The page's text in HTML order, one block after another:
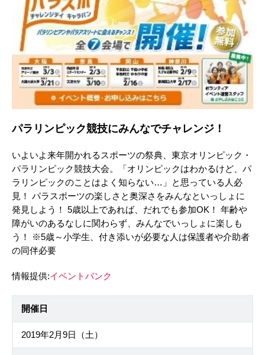
パラリンピック競技にみんなでチャレンジ！
いよいよ来年開かれるスポーツの祭典、東京オリンピック・
パラリンピック競技大会。「オリンピックはわかるけど、パ
ラリンピックのことはよく知らない…」と思っている人必
見！ パラスポーツの楽しさと奥深さをみんなといっしょに
発見しよう！ 5歳以上であれば、だれでも参加OK！ 年齢や
障がいのあるなしに関わらず、みんなでいっしょに楽しも
う！ ※5歳～小学生、付き添いが必要な人は保護者や介助者
の同伴必要
情報提供:イベントバンク
開催日
2019年2月9日（土）